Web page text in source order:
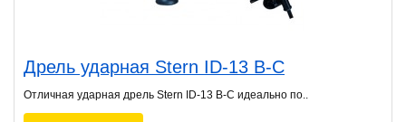
Дрель ударная Stern ID-13 B-C
Отличная ударная дрель Stern ID-13 B-C идеально по..